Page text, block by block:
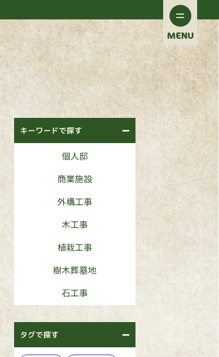
MENU
キーワードで探す
個人邸
商業施設
外構工事
木工事
植栽工事
樹木葬墓地
石工事
タグで探す